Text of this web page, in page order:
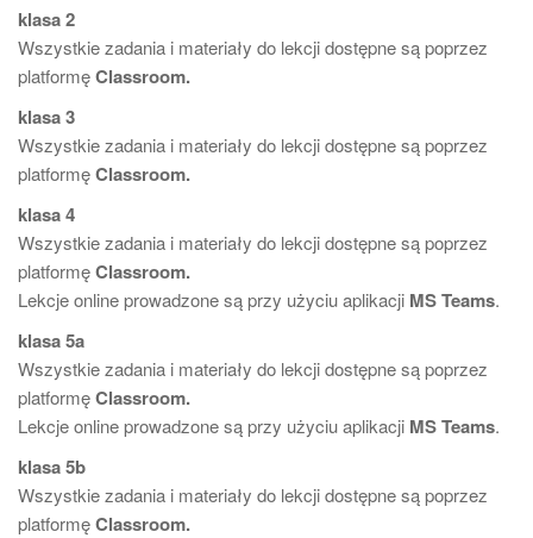
klasa 2
Wszystkie zadania i materiały do lekcji dostępne są poprzez
platformęClassroom.
klasa 3
Wszystkie zadania i materiały do lekcji dostępne są poprzez
platformęClassroom.
klasa 4
Wszystkie zadania i materiały do lekcji dostępne są poprzez
platformęClassroom.
Lekcje online prowadzone są przy użyciu aplikacji MS Teams.
klasa 5a
Wszystkie zadania i materiały do lekcji dostępne są poprzez
platformęClassroom.
Lekcje online prowadzone są przy użyciu aplikacji MS Teams.
klasa 5b
Wszystkie zadania i materiały do lekcji dostępne są poprzez
platformęClassroom.